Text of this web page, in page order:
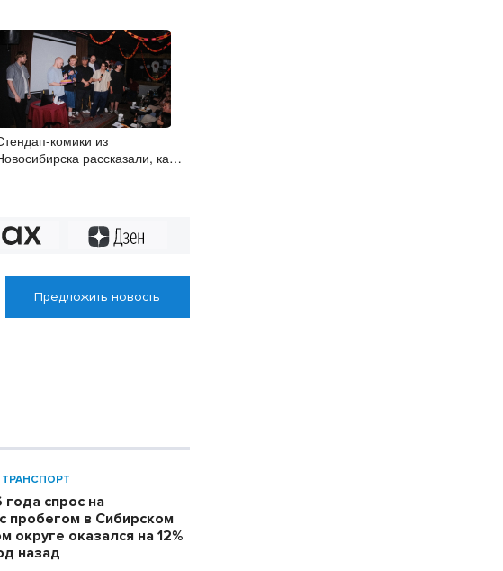
комики из
рассказали, как
Предложить новость
ТРАНСПОРТ
спрос на
пробегом в Сибирском
округе оказался на 12%
назад